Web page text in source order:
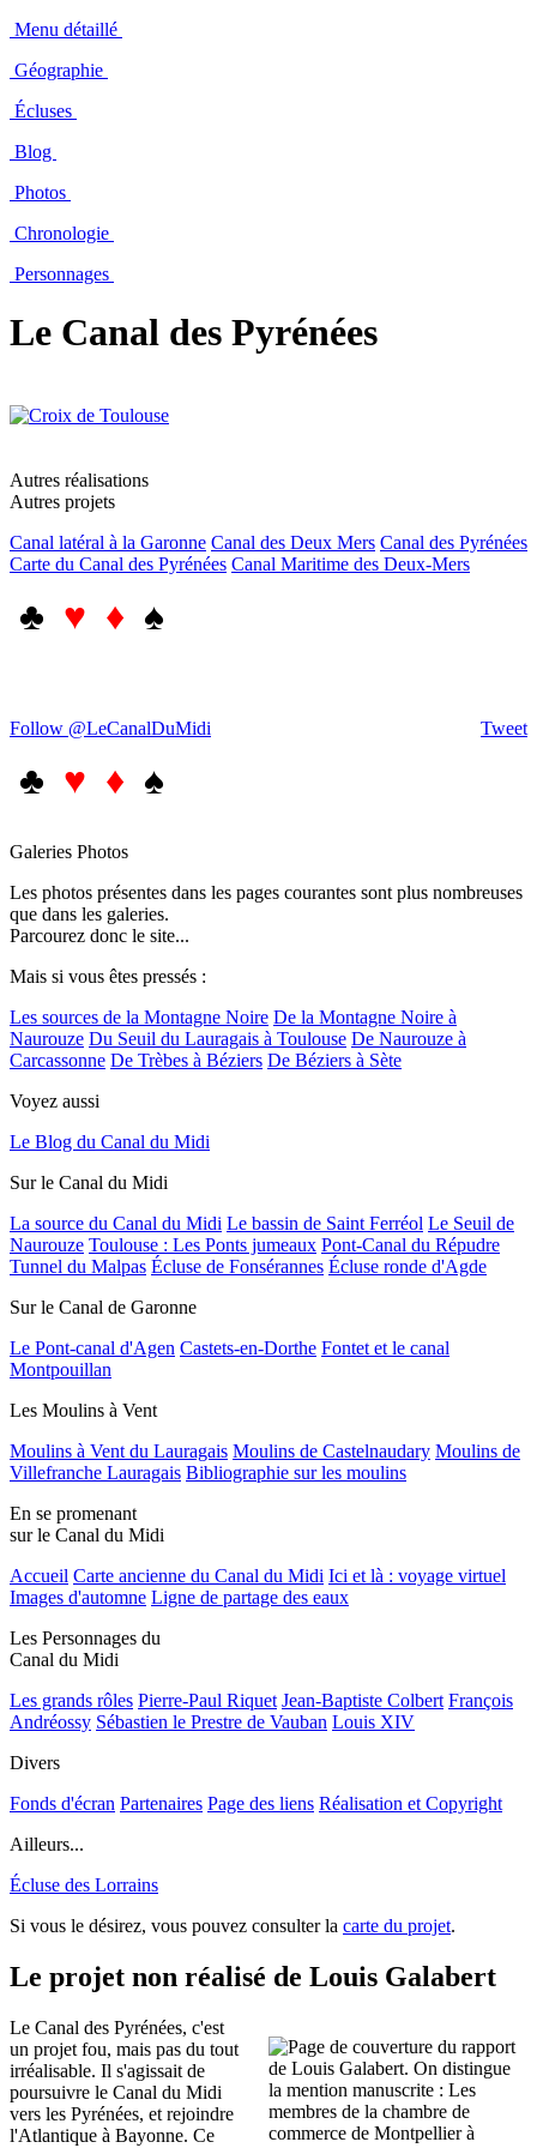
Menu détaillé
Géographie
Écluses
Blog
Photos
Chronologie
Personnages
Le Canal des Pyrénées
Autres réalisations
Autres projets
Canal latéral à la Garonne Canal des Deux Mers Canal des Pyrénées
Carte du Canal des Pyrénées Canal Maritime des Deux-Mers
♣ ♥ ♦ ♠
Tweet
Follow @LeCanalDuMidi
♣ ♥ ♦ ♠
Galeries Photos
Les photos présentes dans les pages courantes sont plus nombreuses
que dans les galeries.
Parcourez donc le site...
Mais si vous êtes pressés :
Les sources de la Montagne Noire De la Montagne Noire à
Naurouze Du Seuil du Lauragais à Toulouse De Naurouze à
Carcassonne De Trèbes à Béziers De Béziers à Sète
Voyez aussi
Le Blog du Canal du Midi
Sur le Canal du Midi
La source du Canal du Midi Le bassin de Saint Ferréol Le Seuil de
Naurouze Toulouse : Les Ponts jumeaux Pont-Canal du Répudre
Tunnel du Malpas Écluse de Fonsérannes Écluse ronde d'Agde
Sur le Canal de Garonne
Le Pont-canal d'Agen Castets-en-Dorthe Fontet et le canal
Montpouillan
Les Moulins à Vent
Moulins à Vent du Lauragais Moulins de Castelnaudary Moulins de
Villefranche Lauragais Bibliographie sur les moulins
En se promenant
sur le Canal du Midi
Accueil Carte ancienne du Canal du Midi Ici et là : voyage virtuel
Images d'automne Ligne de partage des eaux
Les Personnages du
Canal du Midi
Les grands rôles Pierre-Paul Riquet Jean-Baptiste Colbert François
Andréossy Sébastien le Prestre de Vauban Louis XIV
Divers
Fonds d'écran Partenaires Page des liens Réalisation et Copyright
Ailleurs...
Écluse des Lorrains
Si vous le désirez, vous pouvez consulter la carte du projet.
Le projet non réalisé de Louis Galabert
Le Canal des Pyrénées, c'est
un projet fou, mais pas du tout
irréalisable. Il s'agissait de
poursuivre le Canal du Midi
vers les Pyrénées, et rejoindre
l'Atlantique à Bayonne. Ce